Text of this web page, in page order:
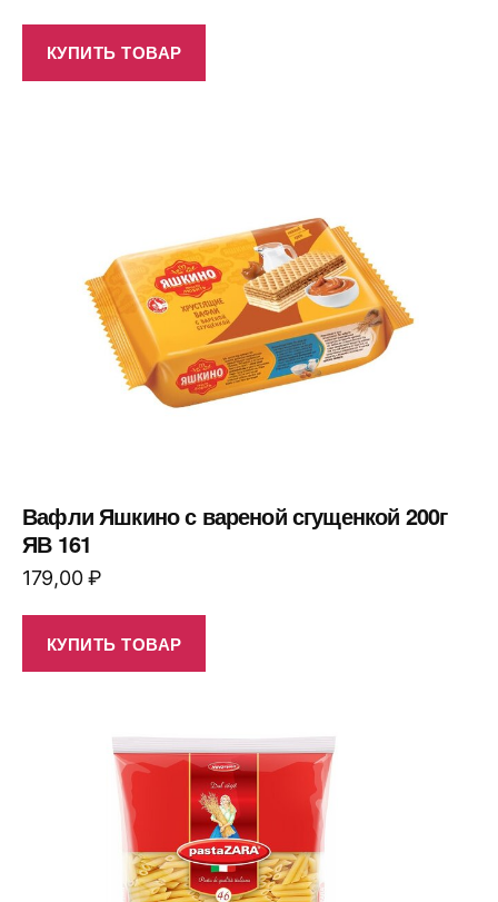
КУПИТЬ ТОВАР
Вафли Яшкино с вареной сгущенкой 200г
ЯВ 161
179,00₽
КУПИТЬ ТОВАР